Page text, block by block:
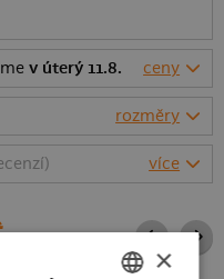
v úterý 11.8. ceny
rozměry
více
×